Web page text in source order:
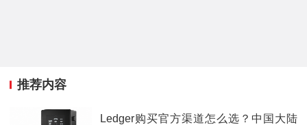
推荐内容
Ledger购买官方渠道怎么选？中国大陆